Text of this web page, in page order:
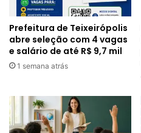
Prefeitura de Teixeirópolis
abre seleção com 4 vagas
e salário de até R$ 9,7 mil
1 semana atrás